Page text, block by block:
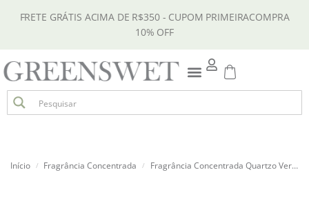
FRETE GRÁTIS ACIMA DE R$350 - CUPOM PRIMEIRACOMPRA
10% OFF
Início / Fragrância Concentrada / Fragrância Concentrada Quartzo Verde 15ml